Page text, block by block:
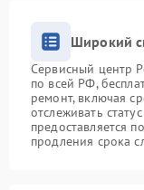
Широкий
Сервисный центр
по всей РФ,
ремонт, включая
отслеживать
предоставляется
продления срока